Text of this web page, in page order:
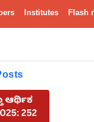
Institutes Flash